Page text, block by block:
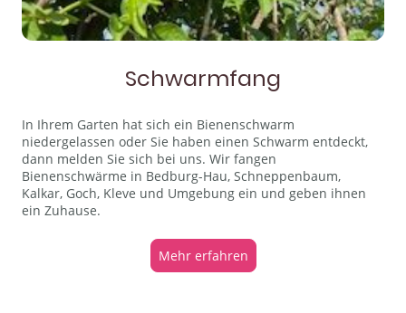
Schwarmfang
In Ihrem Garten hat sich ein Bienenschwarm
niedergelassen oder Sie haben einen Schwarm entdeckt,
dann melden Sie sich bei uns. Wir fangen
Bienenschwärme in Bedburg-Hau, Schneppenbaum,
Kalkar, Goch, Kleve und Umgebung ein und geben ihnen
ein Zuhause.
Mehr erfahren